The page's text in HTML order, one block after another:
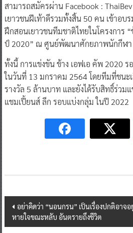
สามารถสมัครผ่าน Facebook :
เยาวชนฝีเท้าดีรวมทั้งสิ้น 50 คน เข้าอ
ฝึกสอนเยาวชนทีมชาติไทยในโครงการ
ป์ 2020” ณ ศูนย์พัฒนาศักยภาพนักกีฬา
ทั้งนี้ การแข่งขัน ช้าง เอฟเอ คัพ 2020
ในวันที่ 13 มกราคม 2564 โดยทีมที่ชนะ
รางวัล 5 ล้านบาท และยังได้รับสิทธิ์ร่วม
แชมเปี้ยนส์ ลีก รอบแบ่งกลุ่ม ในปี 2022
Post
navigation
อย่าคิดว่า “นอนกรน” เป็นเรื่องปกติอาจ
หายใจขณะหลับ อันตรายถึงชีวิต